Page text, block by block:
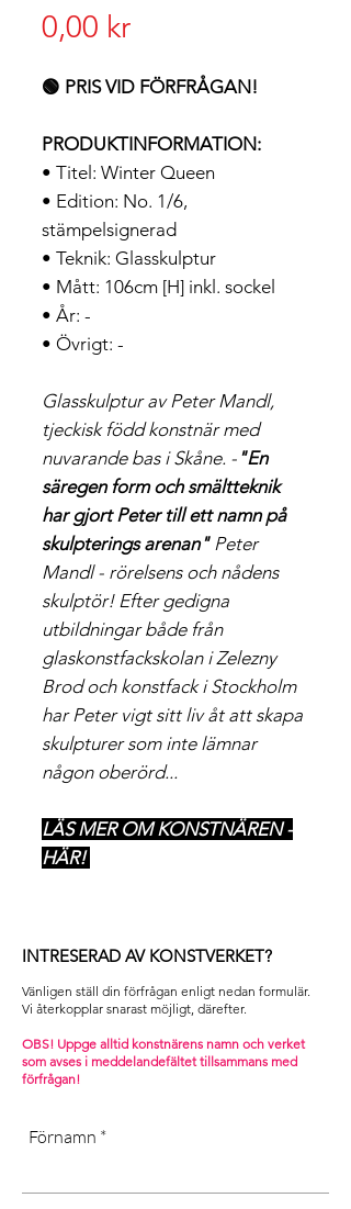
0,00 krPris
🟢 PRIS VID FÖRFRÅGAN!
PRODUKTINFORMATION:
• Titel: Winter Queen
• Edition: No. 1/6,
stämpelsignerad
• Teknik: Glasskulptur
• Mått: 106cm [H] inkl. sockel
• År: -
• Övrigt: -
Glasskulptur av Peter Mandl,
tjeckisk född konstnär med
nuvarande bas i Skåne. - "En
säregen form och smältteknik
har gjort Peter till ett namn på
skulpterings arenan" Peter
Mandl - rörelsens och nådens
skulptör! Efter gedigna
utbildningar både från
glaskonstfackskolan i Zelezny
Brod och konstfack i Stockholm
har Peter vigt sitt liv åt att skapa
skulpturer som inte lämnar
någon oberörd...
LÄS MER OM KONSTNÄREN -
HÄR!
INTRESERAD AV KONSTVERKET?
Vänligen ställ din förfrågan enligt nedan formulär.
Vi återkopplar snarast möjligt, därefter. ​
OBS! Uppge alltid konstnärens namn och verket
som avses i meddelandefältet tillsammans med
förfrågan!
Förnamn